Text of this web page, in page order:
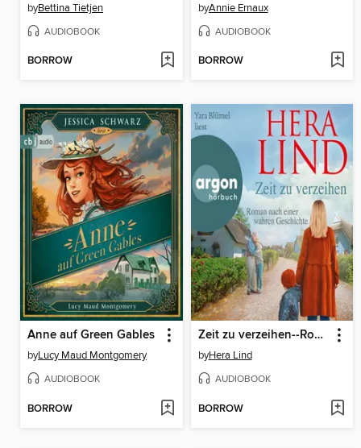
byBettina Tietjen
AUDIOBOOK
BORROW
byAnnie Ernaux
AUDIOBOOK
BORROW
Anne auf Green Gables
byLucy Maud Montgomery
AUDIOBOOK
BORROW
Zeit zu verzeihen--Roman nach einer wahren Geschichte (Autorisierte Lesefassung)
byHera Lind
AUDIOBOOK
BORROW